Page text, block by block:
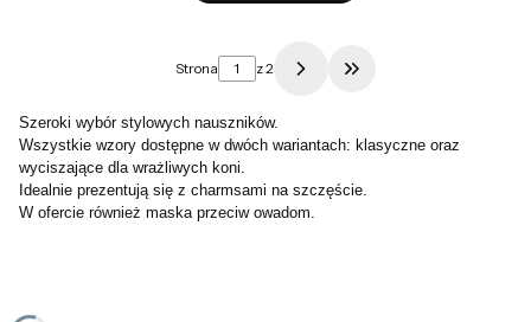
Strona z 2 Przejdź do ostatniej
Szeroki wybór stylowych nauszników.
Wszystkie wzory dostępne w dwóch wariantach: klasyczne oraz
wyciszające dla wrażliwych koni.
Idealnie prezentują się z charmsami na szczęście.
W ofercie również maska przeciw owadom.